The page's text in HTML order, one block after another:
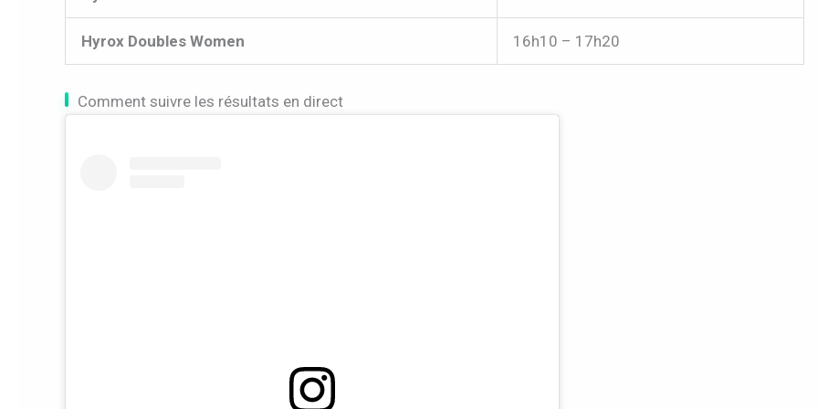
Hyrox Doubles Women 16h10 – 17h20
Comment suivre les résultats en direct